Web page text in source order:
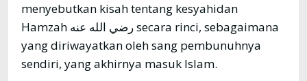
menyebutkan kisah tentang kesyahidan
Hamzah رضي الله عنه secara rinci, sebagaimana
yang diriwayatkan oleh sang pembunuhnya
sendiri, yang akhirnya masuk Islam.